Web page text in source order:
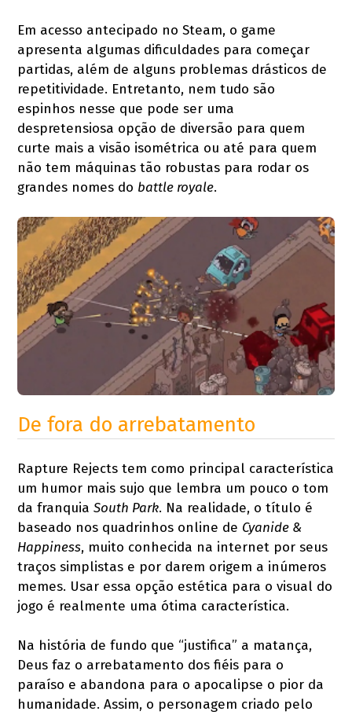
Em acesso antecipado no Steam, o game
apresenta algumas dificuldades para começar
partidas, além de alguns problemas drásticos de
repetitividade. Entretanto, nem tudo são
espinhos nesse que pode ser uma
despretensiosa opção de diversão para quem
curte mais a visão isométrica ou até para quem
não tem máquinas tão robustas para rodar os
grandes nomes do battle royale.
De fora do arrebatamento
Rapture Rejects tem como principal característica
um humor mais sujo que lembra um pouco o tom
da franquiaSouth Park. Na realidade, o título é
baseado nos quadrinhos online de Cyanide &
Happiness, muito conhecida na internet por seus
traços simplistas e por darem origem a inúmeros
memes. Usar essa opção estética para o visual do
jogo é realmente uma ótima característica.
Na história de fundo que “justifica” a matança,
Deus faz o arrebatamento dos fiéis para o
paraíso e abandona para o apocalipse o pior da
humanidade. Assim, o personagem criado pelo